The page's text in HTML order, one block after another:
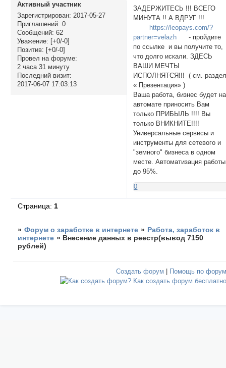
Активный участник
Зарегистрирован: 2017-05-27
Приглашений: 0
Сообщений: 62
Уважение: [+0/-0]
Позитив: [+0/-0]
Провел на форуме:
2 часа 31 минуту
Последний визит:
2017-06-07 17:03:13
ЗАДЕРЖИТЕСЬ !!! ВСЕГО
МИНУТА !! А ВДРУГ !!!
https://leopays.com/?
partner=velazh - пройдите
по ссылке и вы получите то,
что долго искали. ЗДЕСЬ
ВАШИ МЕЧТЫ
ИСПОЛНЯТСЯ!!! ( см.
« Презентация» )
Ваша работа, бизнес будет на
автомате приносить Вам
только ПРИБЫЛЬ !!!! Вы
только ВНИКНИТЕ!!!!
Универсальные сервисы и
инструменты для сетевого и
"земного" бизнеса в одном
месте. Автоматизация работы
до 95%.
0
Страница: 1
» Форум о заработке в интернете » Работа, заработок в
интернете » Внесение данных в реестр(вывод 7150
рублей)
Создать форум Помощь по